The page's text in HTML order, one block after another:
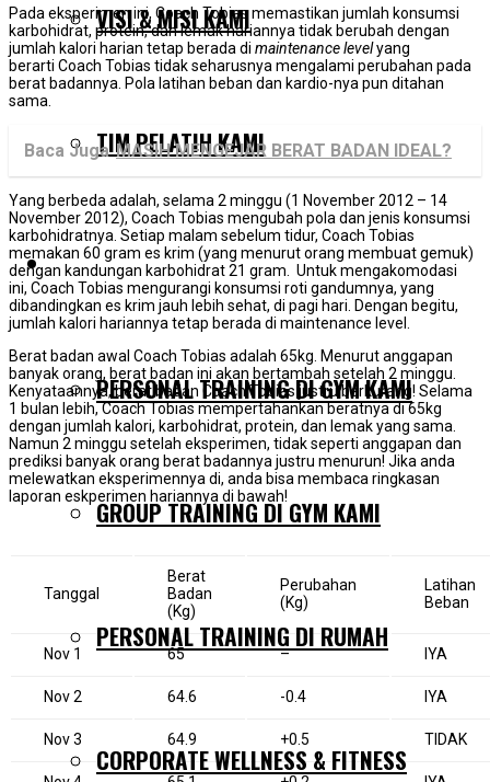
VISI & MISI KAMI
TIM PELATIH KAMI
SERVIS KAMI
PERSONAL TRAINING DI GYM KAMI
GROUP TRAINING DI GYM KAMI
PERSONAL TRAINING DI RUMAH
CORPORATE WELLNESS & FITNESS
Pada eksperimen ini, Coach Tobias memastikan jumlah konsumsi
karbohidrat, protein, dan lemak hariannya tidak berubah dengan
jumlah kalori harian tetap berada di maintenance levelyang
berarti Coach Tobias tidak seharusnya mengalami perubahan pada
berat badannya. Pola latihan beban dan kardio-nya pun ditahan
sama.
Baca Juga MASIH MENGEJAR BERAT BADAN IDEAL?
Yang berbeda adalah, selama 2 minggu (1 November 2012 – 14
November 2012), Coach Tobias mengubah pola dan jenis konsumsi
karbohidratnya. Setiap malam sebelum tidur, Coach Tobias
memakan 60 gram es krim (yang menurut orang membuat gemuk)
dengan kandungan karbohidrat 21 gram. Untuk mengakomodasi
ini, Coach Tobias mengurangi konsumsi roti gandumnya, yang
dibandingkan es krim jauh lebih sehat, di pagi hari. Dengan begitu,
jumlah kalori hariannya tetap berada di maintenance level.
Berat badan awal Coach Tobias adalah 65kg. Menurut anggapan
banyak orang, berat badan ini akan bertambah setelah 2 minggu.
Kenyataannya, berat badan Coach Tobias justru berkurang! Selama
1 bulan lebih, Coach Tobias mempertahankan beratnya di 65kg
dengan jumlah kalori, karbohidrat, protein, dan lemak yang sama.
Namun 2 minggu setelah eksperimen, tidak seperti anggapan dan
prediksi banyak orang berat badannya justru menurun! Jika anda
melewatkan eksperimennya di, anda bisa membaca ringkasan
laporan eskperimen hariannya di bawah!
Tanggal
Berat
Badan
(Kg)
Perubahan
(Kg)
Latihan
Beban
Nov 1 65 – IYA
Nov 2 64.6 -0.4 IYA
Nov 3 64.9 +0.5 TIDAK